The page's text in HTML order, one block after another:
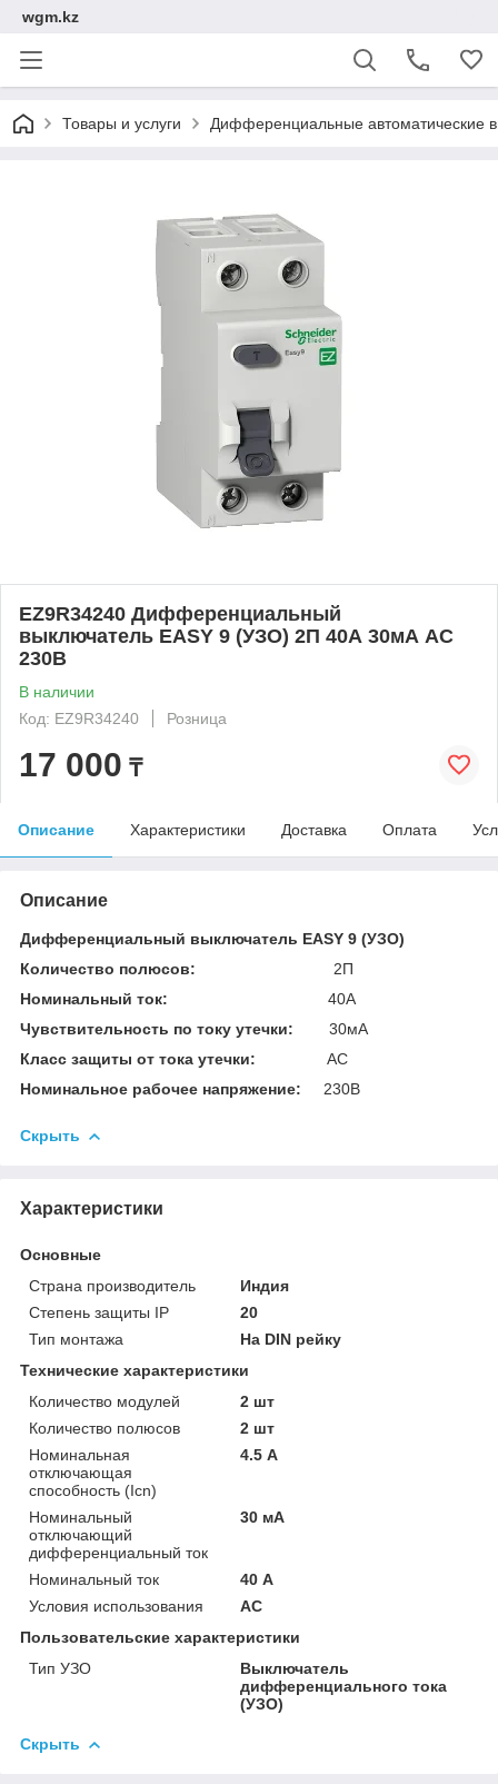
wgm.kz
Товары и услуги Дифференциальные автоматические
EZ9R34240 Дифференциальный
выключатель EASY 9 (УЗО) 2П 40А 30мА AC
230В
В наличии
Код: EZ9R34240
Розница
17 000 ₸
Описание Характеристики Доставка Оплата
Описание
Дифференциальный выключатель EASY 9 (УЗО)
Количество полюсов: 2П
Номинальный ток: 40А
Чувствительность по току утечки: 30мА
Класс защиты от тока утечки: AC
Номинальное рабочее напряжение: 230В
Скрыть
Характеристики
Основные
Страна производитель
Индия
Степень защиты IP
20
Тип монтажа
На DIN рейку
Технические характеристики
Количество модулей
2 шт
Количество полюсов
2 шт
Номинальная
отключающая
способность (Icn)
4.5 А
Номинальный
отключающий
дифференциальный ток
30 мА
Номинальный ток
40 А
Условия использования
АС
Пользовательские характеристики
Тип УЗО
Выключатель
дифференциального тока
(УЗО)
Скрыть